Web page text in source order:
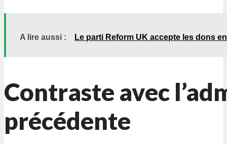
A lire aussi : Le parti Reform UK accepte les dons
Contraste avec
précédente